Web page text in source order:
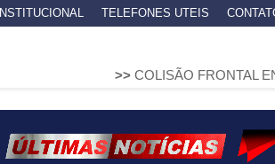
INSTITUCIONAL TELEFONES UTEIS
COLISÃO FRONTAL ENTRE DUAS